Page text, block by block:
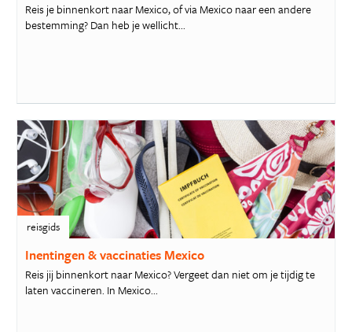
Reis je binnenkort naar Mexico, of via Mexico naar een andere
bestemming? Dan heb je wellicht...
reisgids
Inentingen & vaccinaties Mexico
Reis jij binnenkort naar Mexico? Vergeet dan niet om je tijdig te
laten vaccineren. In Mexico...